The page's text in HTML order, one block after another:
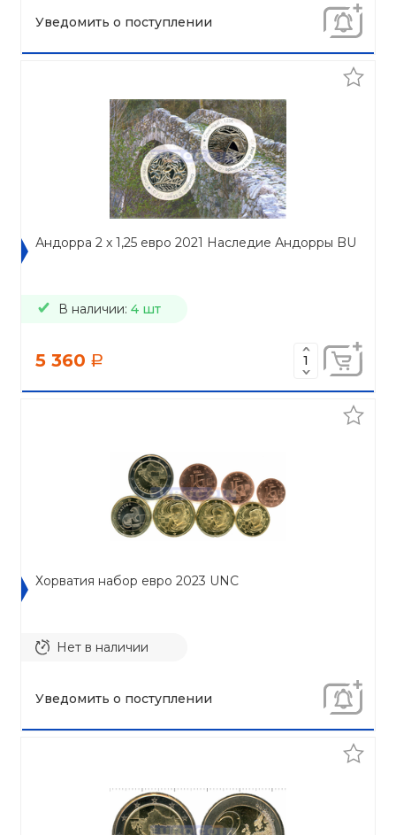
Уведомить о поступлении
Андорра 2 x 1,25 евро 2021 Наследие Андорры BU
В наличии: 4 шт
5 360 a
Хорватия набор евро 2023 UNC
Нет в наличии
Уведомить о поступлении